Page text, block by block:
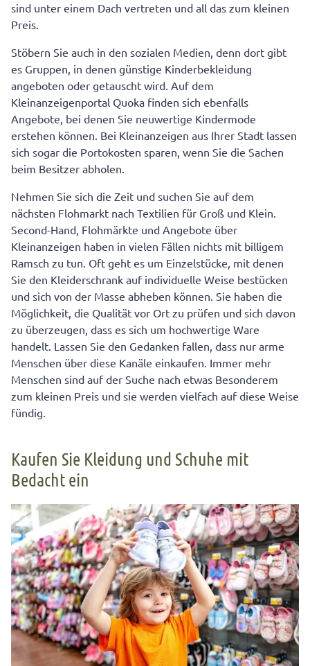
sind unter einem Dach vertreten und all das zum kleinen
Preis.
Stöbern Sie auch in den sozialen Medien, denn dort gibt
es Gruppen, in denen günstige Kinderbekleidung
angeboten oder getauscht wird. Auf dem
Kleinanzeigenportal Quoka finden sich ebenfalls
Angebote, bei denen Sie neuwertige Kindermode
erstehen können. Bei Kleinanzeigen aus Ihrer Stadt lassen
sich sogar die Portokosten sparen, wenn Sie die Sachen
beim Besitzer abholen.
Nehmen Sie sich die Zeit und suchen Sie auf dem
nächsten Flohmarkt nach Textilien für Groß und Klein.
Second-Hand, Flohmärkte und Angebote über
Kleinanzeigen haben in vielen Fällen nichts mit billigem
Ramsch zu tun. Oft geht es um Einzelstücke, mit denen
Sie den Kleiderschrank auf individuelle Weise bestücken
und sich von der Masse abheben können. Sie haben die
Möglichkeit, die Qualität vor Ort zu prüfen und sich davon
zu überzeugen, dass es sich um hochwertige Ware
handelt. Lassen Sie den Gedanken fallen, dass nur arme
Menschen über diese Kanäle einkaufen. Immer mehr
Menschen sind auf der Suche nach etwas Besonderem
zum kleinen Preis und sie werden vielfach auf diese Weise
fündig.
Kaufen Sie Kleidung und Schuhe mit
Bedacht ein